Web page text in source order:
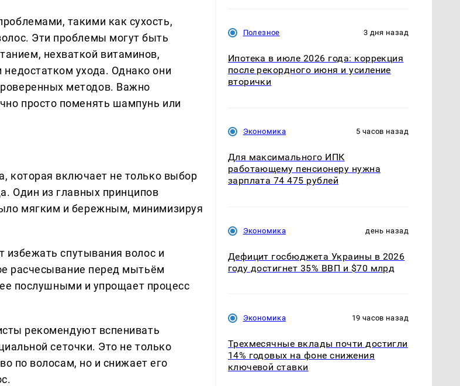
такими как сухость,
Эти проблемы могут быть
нехваткой витаминов,
ухода. Однако они
методов. Важно
просто поменять шампунь или
которая включает не только выбор
Один из главных принципов
мягким и бережным, минимизируя
избежать спутывания волос и
расчесывание перед мытьём
послушными и упрощает процесс
рекомендуют вспенивать
сеточки. Это не только
по волосам, но и снижает его
Полезное 3 дня назад
Ипотека в июле 2026 года: коррекция
после рекордного июня и усиление
вторички
Экономика 5 часов назад
Для максимального ИПК
работающему пенсионеру нужна
зарплата 74 475 рублей
Экономика день назад
Дефицит госбюджета Украины в 2026
году достигнет 35% ВВП и $70 млрд
Экономика 19 часов назад
Трехмесячные вклады почти достигли
14% годовых на фоне снижения
ключевой ставки